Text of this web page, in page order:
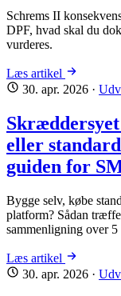
Schrems II
DPF, hvad skal du
vurderes.
Læs artikel
30. apr. 2026 ·
eller
guiden for
Bygge selv, købe
platform? Sådan
sammenligning over 5
Læs artikel
30. apr. 2026 ·